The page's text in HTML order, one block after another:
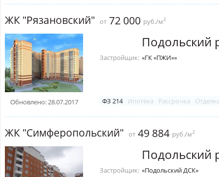
ЖК "Рязановский" от 72 000 руб./м2
Обновлено: 28.07.2017
Подольский
Застройщик: «ГК «ПЖИ»»
ФЗ 214 Ипотека Рассрочка
ЖК "Симферопольский" от 49 884 руб./м2
Подольский
Застройщик: «Подольский ДСК»